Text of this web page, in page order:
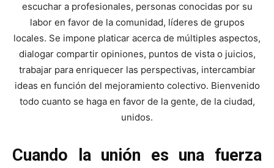
escuchar a profesionales, personas conocidas por su
labor en favor de la comunidad, líderes de grupos
locales. Se impone platicar acerca de múltiples aspectos,
dialogar compartir opiniones, puntos de vista o juicios,
trabajar para enriquecer las perspectivas, intercambiar
ideas en función del mejoramiento colectivo. Bienvenido
todo cuanto se haga en favor de la gente, de la ciudad,
unidos.
Cuando la unión es una fuerza